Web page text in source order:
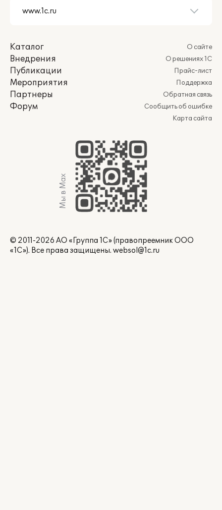
Каталог
Внедрения
Публикации
Мероприятия
Партнеры
Форум
О сайте
О решениях 1С
Прайс-лист
Поддержка
Обратная связь
Сообщить об ошибке
Карта сайта
Мы в Max
© 2011-2026 АО «Группа 1С» (правопреемник ООО
«1С»). Все права защищены. websol@1c.ru